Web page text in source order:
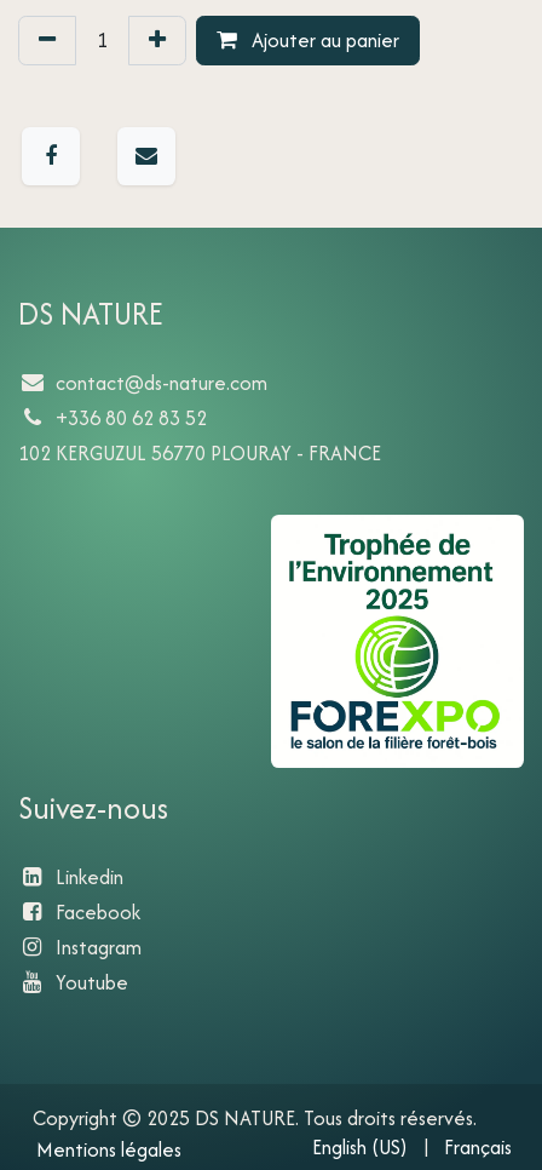
Ajouter au panier
DS NATURE
contact@ds-nature.com
+336 80 62 83 52
102 KERGUZUL 56770 PLOURAY - FRANCE
Suivez-nous
Linkedin
Facebook
Instagram
Youtube​
Copyright © 2025 DS NATURE. Tous droits réservés.
Mentions légales
English (US) |​ Français